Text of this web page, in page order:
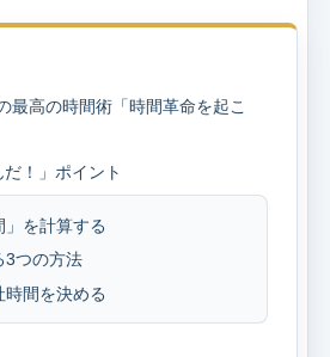
最高の時間術「時間革命を起こ
！」ポイント
」を計算する
3つの方法
間を決める